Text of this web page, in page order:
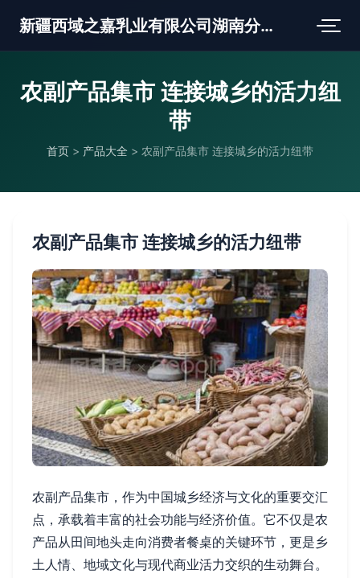
新疆西域之嘉乳业有限公司湖南分公司
农副产品集市 连接城乡的活力纽
带
首页 > 产品大全 > 农副产品集市 连接城乡的活力纽带
农副产品集市 连接城乡的活力纽带
农副产品集市，作为中国城乡经济与文化的重要交汇
点，承载着丰富的社会功能与经济价值。它不仅是农
产品从田间地头走向消费者餐桌的关键环节，更是乡
土人情、地域文化与现代商业活力交织的生动舞台。